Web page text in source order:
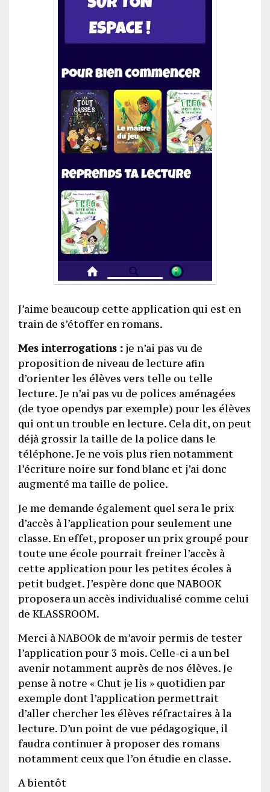
J’aime beaucoup cette application qui est en
train de s’étoffer en romans.
Mes interrogations : je n’ai pas vu de
proposition de niveau de lecture afin
d’orienter les élèves vers telle ou telle
lecture. Je n’ai pas vu de polices aménagées
(de tyoe opendys par exemple) pour les élèves
qui ont un trouble en lecture. Cela dit, on peut
déjà grossir la taille de la police dans le
téléphone. Je ne vois plus rien notamment
l’écriture noire sur fond blanc et j’ai donc
augmenté ma taille de police.
Je me demande également quel sera le prix
d’accès à l’application pour seulement une
classe. En effet, proposer un prix groupé pour
toute une école pourrait freiner l’accès à
cette application pour les petites écoles à
petit budget. J’espère donc que NABOOK
proposera un accès individualisé comme celui
de KLASSROOM.
Merci à NABOOk de m’avoir permis de tester
l’application pour 3 mois. Celle-ci a un bel
avenir notamment auprès de nos élèves. Je
pense à notre « Chut je lis » quotidien par
exemple dont l’application permettrait
d’aller chercher les élèves réfractaires à la
lecture. D’un point de vue pédagogique, il
faudra continuer à proposer des romans
notamment ceux que l’on étudie en classe.
A bientôt